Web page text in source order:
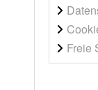
Freie